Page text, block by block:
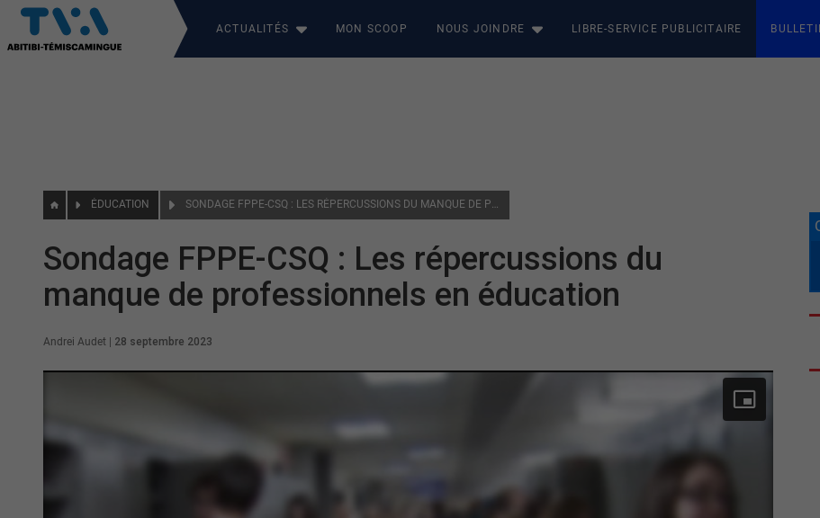
ACTUALITÉS MON SCOOP NOUS JOINDRE LIBRE-SERVICE PUBLICITAIRE
ÉDUCATION SONDAGE FPPE-CSQ : LES RÉPERCUSSIONS DU MANQUE DE PROFESSIONNELS EN ÉDUCATION
Sondage FPPE-CSQ : Les répercussions du
manque de professionnels en éducation
Andrei Audet 28 septembre 2023